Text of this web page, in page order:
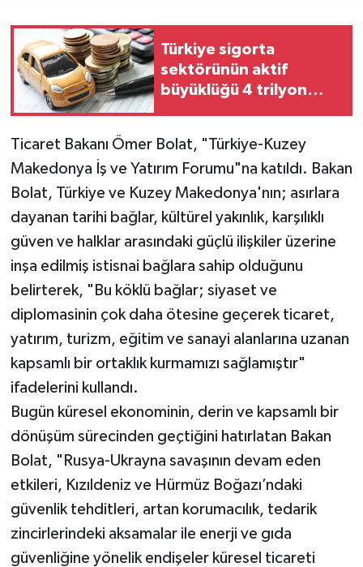
Türkiye sigorta
sektörünün aktif
büyüklüğü 4 trilyon
Ticaret Bakanı Ömer Bolat, "Türkiye-Kuzey
Makedonya İş ve Yatırım Forumu"na katıldı. Bakan
Bolat, Türkiye ve Kuzey Makedonya'nın; asırlara
dayanan tarihi bağlar, kültürel yakınlık, karşılıklı
güven ve halklar arasındaki güçlü ilişkiler üzerine
inşa edilmiş istisnai bağlara sahip olduğunu
belirterek, "Bu köklü bağlar; siyaset ve
diplomasinin çok daha ötesine geçerek ticaret,
yatırım, turizm, eğitim ve sanayi alanlarına uzanan
kapsamlı bir ortaklık kurmamızı sağlamıştır"
ifadelerini kullandı.
Bugün küresel ekonominin, derin ve kapsamlı bir
dönüşüm sürecinden geçtiğini hatırlatan Bakan
Bolat, "Rusya-Ukrayna savaşının devam eden
etkileri, Kızıldeniz ve Hürmüz Boğazı’ndaki
güvenlik tehditleri, artan korumacılık, tedarik
zincirlerindeki aksamalar ile enerji ve gıda
güvenliğine yönelik endişeler küresel ticareti